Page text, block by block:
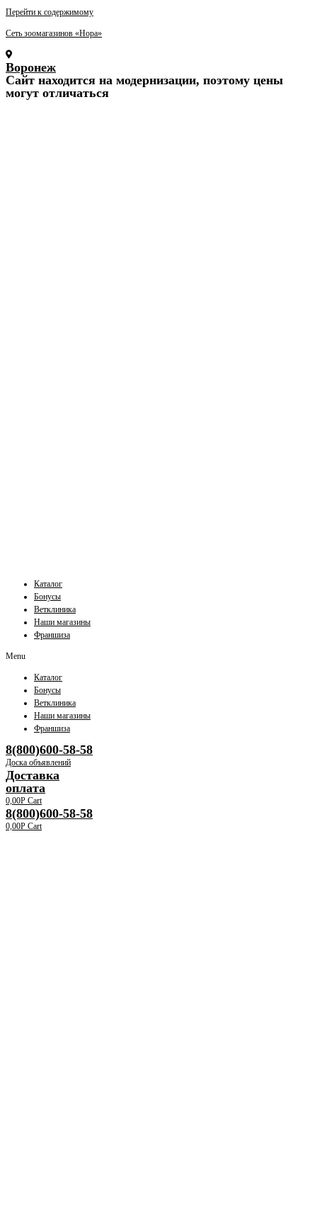
Перейти к содержимому
Сеть зоомагазинов «Нора»
Воронеж
Cайт находится на модернизации, поэтому цены
могут отличаться
Каталог
Бонусы
Ветклиника
Наши магазины
Франшиза
Menu
Каталог
Бонусы
Ветклиника
Наши магазины
Франшиза
8(800)600-58-58
Доска объявлений
Доставка
оплата
0,00Р Cart
8(800)600-58-58
0,00Р Cart